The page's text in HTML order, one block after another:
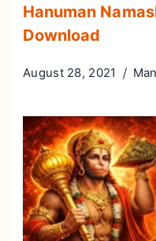
Hanuman
Download
August 28, 2021